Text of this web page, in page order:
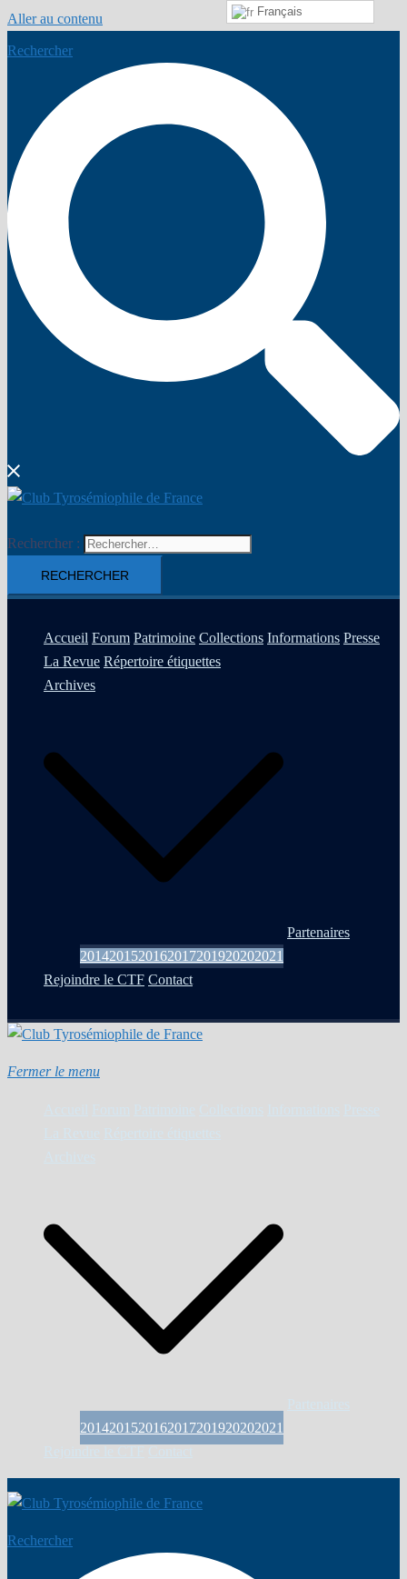
Aller au contenu
Rechercher
Rechercher :
Accueil Forum Patrimoine Collections Informations Presse
La Revue Répertoire étiquettes
Archives
2014201520162017201920202021
Partenaires
Rejoindre le CTF Contact
Fermer le menu
2014201520162017201920202021
Rechercher
Français